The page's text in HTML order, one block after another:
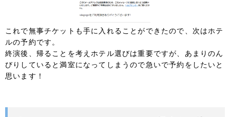
これで無事チケットも手に入れることができたので、次はホテ
ルの予約です。
終演後、帰ることを考えホテル選びは重要ですが、あまりのん
びりしていると満室になってしまうので急いで予約をしたいと
思います！